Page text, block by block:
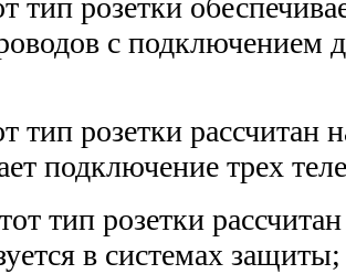
тип розетки
с под­ключением
тип розетки рассчитан
под­ключение трех
тип розетки
в системах защиты;